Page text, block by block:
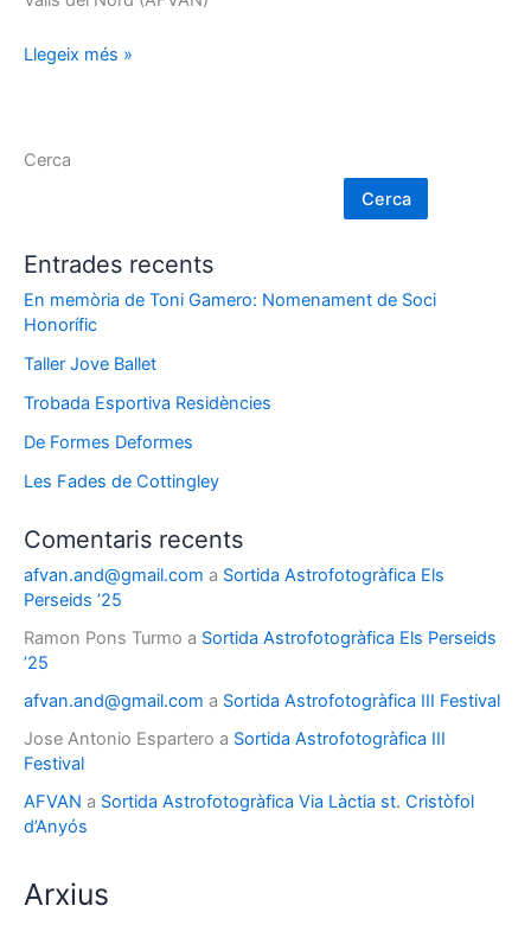
Llegeix més »
Cerca
Cerca
Entrades recents
En memòria de Toni Gamero: Nomenament de Soci
Honorífic
Taller Jove Ballet
Trobada Esportiva Residències
De Formes Deformes
Les Fades de Cottingley
Comentaris recents
afvan.and@gmail.com a Sortida Astrofotogràfica Els
Perseids ’25
Ramon Pons Turmo a Sortida Astrofotogràfica Els Perseids
’25
afvan.and@gmail.com a Sortida Astrofotogràfica III Festival
Jose Antonio Espartero a Sortida Astrofotogràfica III
Festival
AFVAN a Sortida Astrofotogràfica Via Làctia st. Cristòfol
d’Anyós
Arxius